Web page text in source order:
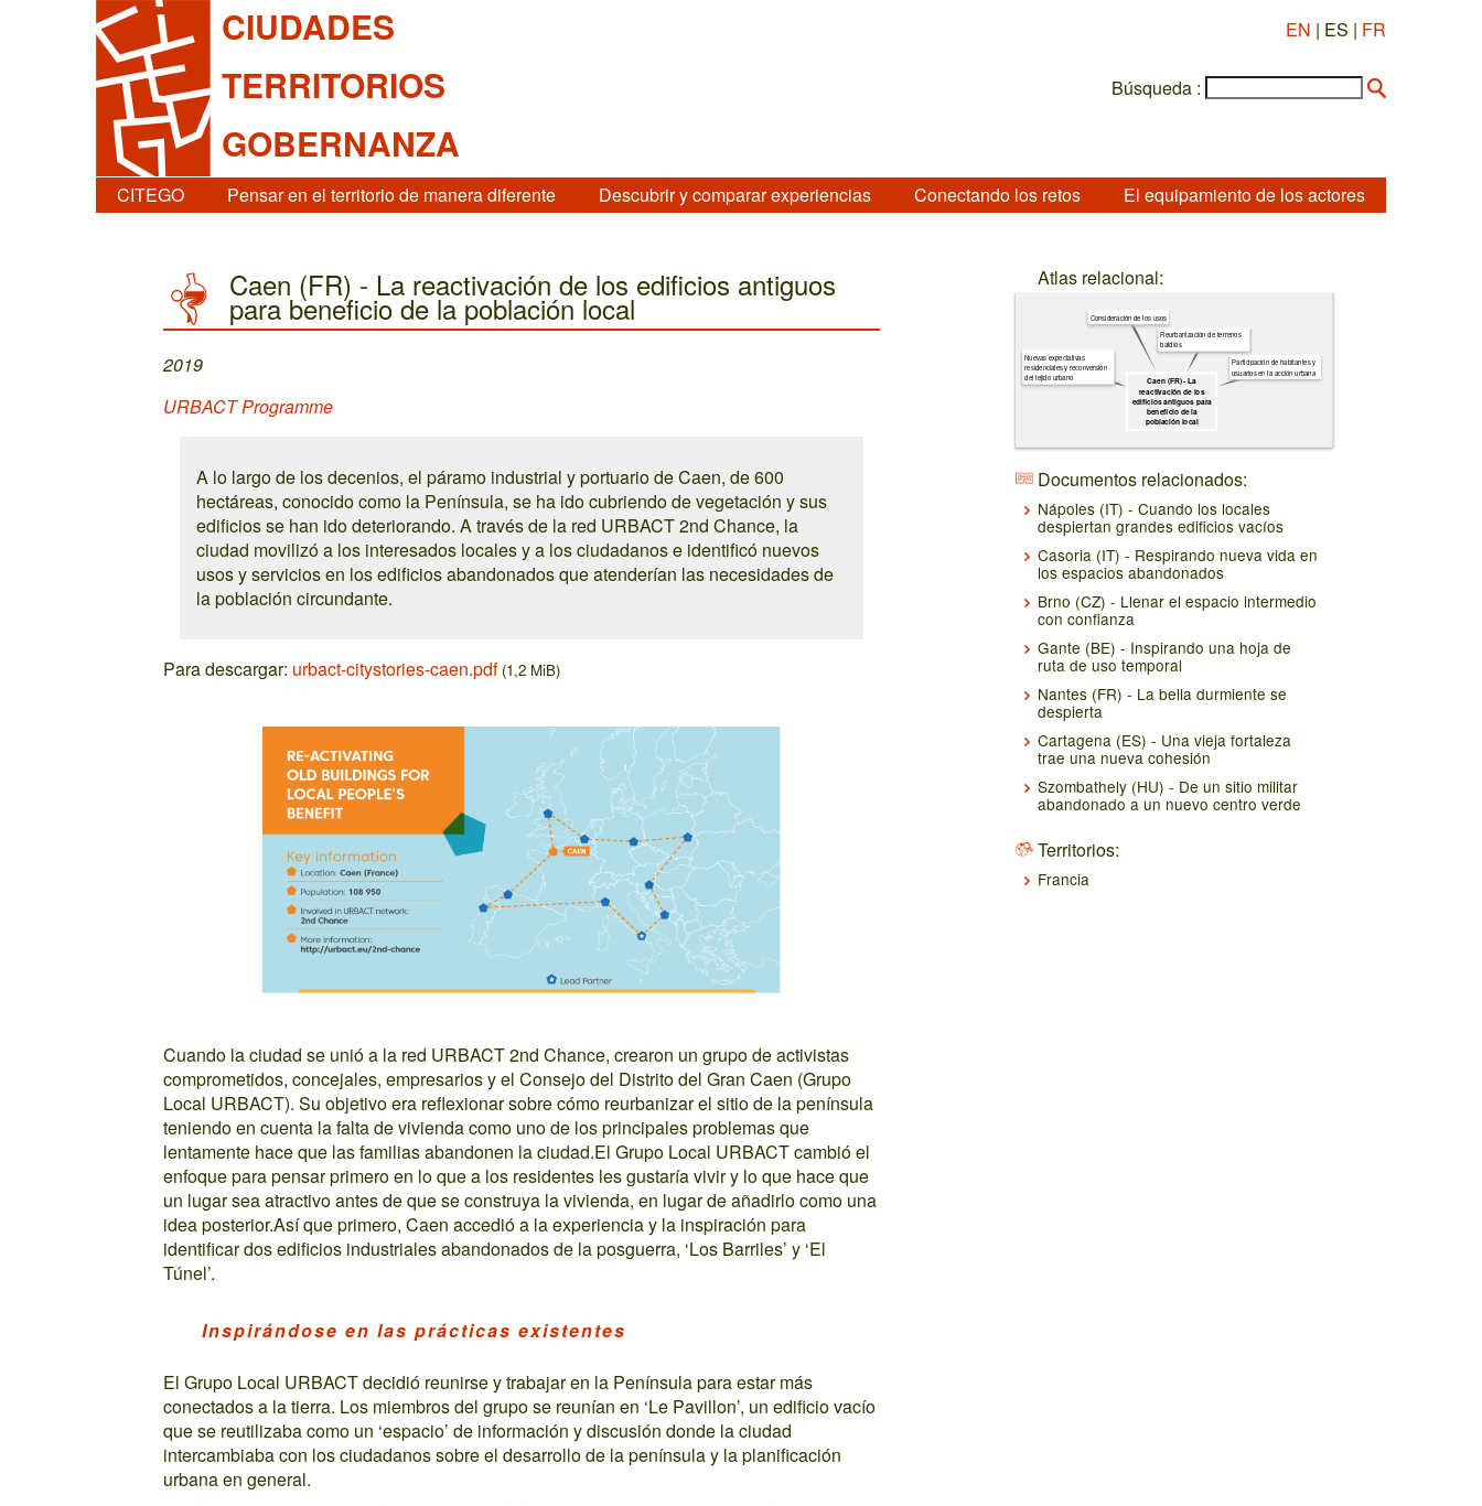
CIUDADES
TERRITORIOS
GOBERNANZA
EN | ES | FR
Búsqueda :
CITEGO Pensar en el territorio de manera diferente Descubrir y comparar experiencias Conectando los retos El equipamiento de los actores
Caen (FR) - La reactivación de los edificios antiguos
para beneficio de la población local
2019
URBACT Programme
A lo largo de los decenios, el páramo industrial y portuario de Caen, de 600
hectáreas, conocido como la Península, se ha ido cubriendo de vegetación y sus
edificios se han ido deteriorando. A través de la red URBACT 2nd Chance, la
ciudad movilizó a los interesados locales y a los ciudadanos e identificó nuevos
usos y servicios en los edificios abandonados que atenderían las necesidades de
la población circundante.
Para descargar: urbact-citystories-caen.pdf (1,2 MiB)
Cuando la ciudad se unió a la red URBACT 2nd Chance, crearon un grupo de activistas
comprometidos, concejales, empresarios y el Consejo del Distrito del Gran Caen (Grupo
Local URBACT). Su objetivo era reflexionar sobre cómo reurbanizar el sitio de la península
teniendo en cuenta la falta de vivienda como uno de los principales problemas que
lentamente hace que las familias abandonen la ciudad.El Grupo Local URBACT cambió el
enfoque para pensar primero en lo que a los residentes les gustaría vivir y lo que hace que
un lugar sea atractivo antes de que se construya la vivienda, en lugar de añadirlo como una
idea posterior.Así que primero, Caen accedió a la experiencia y la inspiración para
identificar dos edificios industriales abandonados de la posguerra, ‘Los Barriles’ y ‘El
Túnel’.
Inspirándose en las prácticas existentes
El Grupo Local URBACT decidió reunirse y trabajar en la Península para estar más
conectados a la tierra. Los miembros del grupo se reunían en ‘Le Pavillon’, un edificio vacío
que se reutilizaba como un ‘espacio’ de información y discusión donde la ciudad
intercambiaba con los ciudadanos sobre el desarrollo de la península y la planificación
urbana en general.
Atlas relacional:
Caen (FR) - La
reactivación de los
edificios antiguos para
beneficio de la
población local
Participación de habitantes y
usuarios en la acción urbana
Reurbanización de terrenos
baldíos
Consideración de los usos
Nuevas expectativas
residenciales y reconversión
del tejido urbano
Documentos relacionados:
Nápoles (IT) - Cuando los locales
despiertan grandes edificios vacíos
Casoria (IT) - Respirando nueva vida en
los espacios abandonados
Brno (CZ) - Llenar el espacio intermedio
con confianza
Gante (BE) - Inspirando una hoja de
ruta de uso temporal
Nantes (FR) - La bella durmiente se
despierta
Cartagena (ES) - Una vieja fortaleza
trae una nueva cohesión
Szombathely (HU) - De un sitio militar
abandonado a un nuevo centro verde
Territorios:
Francia